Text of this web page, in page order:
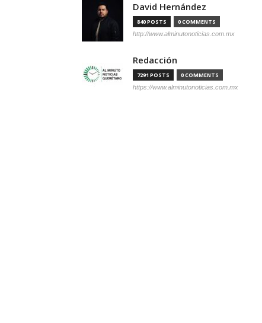
David Hernández
840 POSTS 0 COMMENTS
http://www.alminutonoticias.com.mx
Redacción
7291 POSTS 0 COMMENTS
https://www.alminutonoticias.com.mx